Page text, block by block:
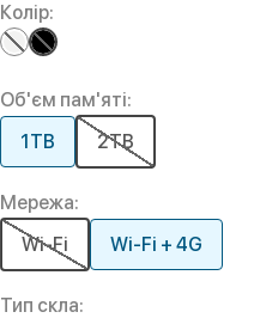
Колір:
Об'єм пам'яті:
1TB
2TB
Мережа:
Wi-Fi
Wi-Fi + 4G
Тип скла: